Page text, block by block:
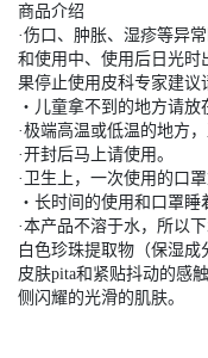
商品介绍
·伤口、肿胀、湿疹等异
和使用中、使用后日光时
果停止使用皮科专家建议
・儿童拿不到的地方请放
·极端高温或低温的地方
·开封后马上请使用。
·卫生上，一次使用的口
・长时间的使用和口罩睡
·本产品不溶于水，所以
白色珍珠提取物（保湿成
皮肤pita和紧贴抖动的感
侧闪耀的光滑的肌肤。